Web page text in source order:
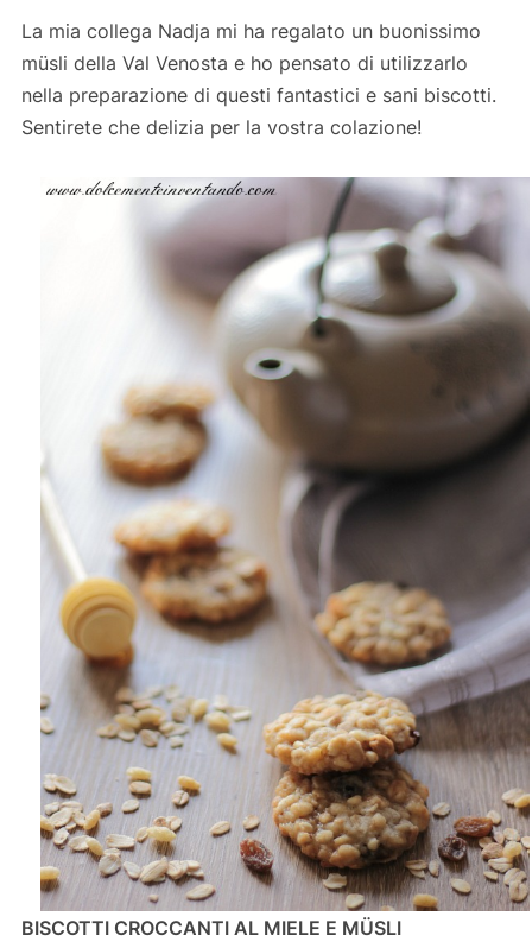
La mia collega Nadja mi ha regalato un buonissimo
müsli della Val Venosta e ho pensato di utilizzarlo
nella preparazione di questi fantastici e sani biscotti.
Sentirete che delizia per la vostra colazione!
BISCOTTI CROCCANTI AL MIELE E MÜSLI